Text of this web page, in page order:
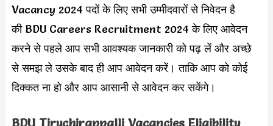
Vacancy 2024 पदों के लिए सभी उम्मीदवारों से निवेदन है
की BDU Careers Recruitment 2024 के लिए आवेदन
करने से पहले आप सभी आवश्यक जानकारी को पढ़ लें और अच्छे
से समझ ले उसके बाद ही आप आवेदन करें। ताकि आप को कोई
दिक्कत ना हो और आप आसानी से आवेदन कर सकेंगे।